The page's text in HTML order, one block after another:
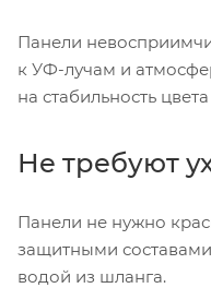
Панели
к УФ-лучам и
на стабильность
Не требуют
Панели не нужно
защитными
водой из шланга.